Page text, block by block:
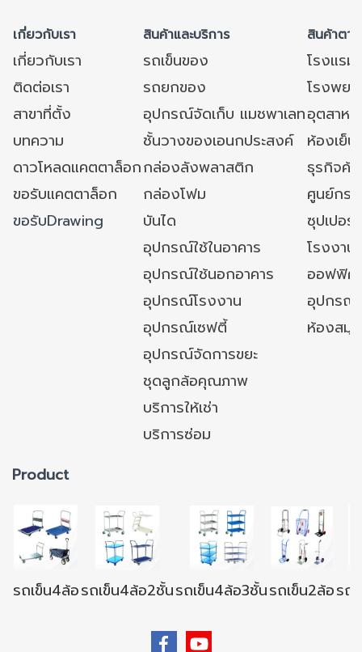
เกี่ยวกับเรา สินค้าและบริการ สินค้าตา
เกี่ยวกับเรา รถเข็นของ
โรงแร
ติดต่อเรา
รถยกของ
โรงพย
สาขาที่ตั้ง
อุปกรณ์จัดเก็บ แมชพาเลทอุตสาหก
บทความ
ชั้นวางของเอนกประสงค์
ห้องเย็
ดาวโหลดแคตตาล็อกกล่องลังพลาสติก
ธุรกิจค้
ขอรับแคตตาล็อก
กล่องโฟม
ศูนย์กร
ขอรับDrawing
บันได
ซุปเปอ
อุปกรณ์ใช้ในอาคาร
โรงงา
อุปกรณ์ใช้นอกอาคาร
ออฟฟิศ/
อุปกรณ์โรงงาน
อุปกรณ์
อุปกรณ์เซฟตี้
ห้องสมุ
อุปกรณ์จัดการขยะ
ชุดลูกล้อคุณภาพ
บริการให้เช่า
บริการซ่อม
Product
รถเข็น4ล้อรถเข็น4ล้อ2ชั้นรถเข็น4ล้อ3ชั้นรถเข็น2ล้อรถ